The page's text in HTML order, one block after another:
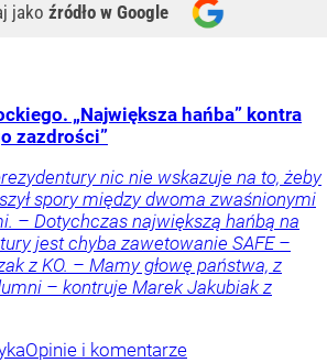
jako źródło w Google
„Największa hańba” kontra
zazdrości”
nic nie wskazuje na to, żeby
spory między dwoma zwaśnionymi
– Dotychczas największą hańbą na
jest chyba zawetowanie SAFE –
z KO. – Mamy głowę państwa, z
– kontruje Marek Jakubiak z
Opinie i komentarze